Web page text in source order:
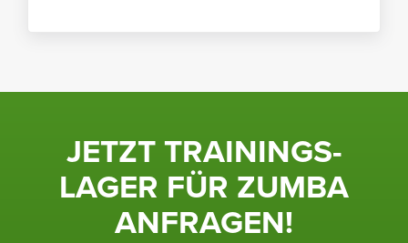
JETZT TRAI­NINGS­
LAGER FÜR ZUMBA
ANFRAGEN!